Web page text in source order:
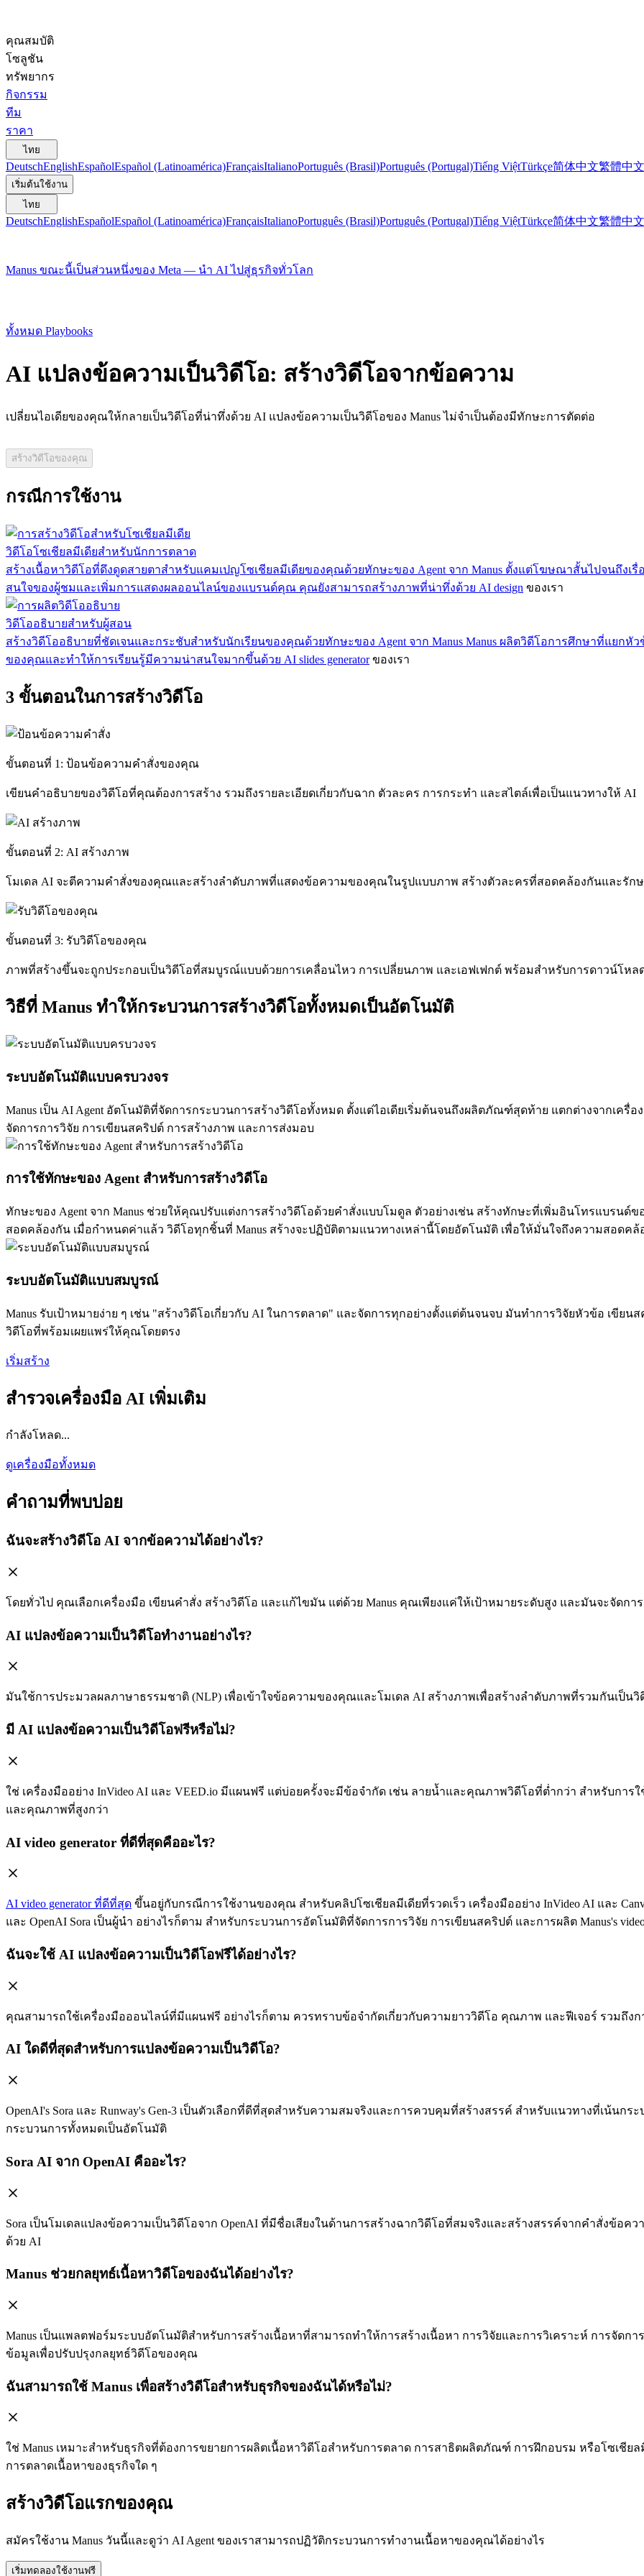
คุณสมบัติ
โซลูชัน
ทรัพยากร
กิจกรรม
ทีม
ราคา
ไทย
DeutschEnglishEspañolEspañol (Latinoamérica)FrançaisItalianoPortuguês (Brasil)Português (Portugal)Tiếng ViệtTürkçe简体中文繁體中文
เริ่มต้นใช้งาน
ไทย
DeutschEnglishEspañolEspañol (Latinoamérica)FrançaisItalianoPortuguês (Brasil)Português (Portugal)Tiếng ViệtTürkçe简体中文繁體中文
Manus ขณะนี้เป็นส่วนหนึ่งของ Meta — นำ AI ไปสู่ธุรกิจทั่วโลก
ทั้งหมด Playbooks
AI แปลงข้อความเป็นวิดีโอ: สร้างวิดีโอจากข้อความ
เปลี่ยนไอเดียของคุณให้กลายเป็นวิดีโอที่น่าทึ่งด้วย AI แปลงข้อความเป็นวิดีโอของ Manus ไม่จำเป็นต้องมีทักษะการตัดต่อ
สร้างวิดีโอของคุณ
กรณีการใช้งาน
วิดีโอโซเชียลมีเดียสำหรับนักการตลาด
สร้างเนื้อหาวิดีโอที่ดึงดูดสายตาสำหรับแคมเปญโซเชียลมีเดียของคุณด้วยทักษะของ Agent จาก Manus ตั้งแต่โฆษณาสั้นไปจนถึงเ
สนใจของผู้ชมและเพิ่มการแสดงผลออนไลน์ของแบรนด์คุณ คุณยังสามารถสร้างภาพที่น่าทึ่งด้วย AI design ของเรา
วิดีโออธิบายสำหรับผู้สอน
สร้างวิดีโออธิบายที่ชัดเจนและกระชับสำหรับนักเรียนของคุณด้วยทักษะของ Agent จาก Manus Manus ผลิตวิดีโอการศึกษาที่แยก
ของคุณและทำให้การเรียนรู้มีความน่าสนใจมากขึ้นด้วย AI slides generatorของเรา
3 ขั้นตอนในการสร้างวิดีโอ
ขั้นตอนที่ 1: ป้อนข้อความคำสั่งของคุณ
เขียนคำอธิบายของวิดีโอที่คุณต้องการสร้าง รวมถึงรายละเอียดเกี่ยวกับฉาก ตัวละคร การกระทำ และสไตล์เพื่อเป็นแนวทางให้ AI
ขั้นตอนที่ 2: AI สร้างภาพ
โมเดล AI จะตีความคำสั่งของคุณและสร้างลำดับภาพที่แสดงข้อความของคุณในรูปแบบภาพ สร้างตัวละครที่สอดคล้องกันและรัก
ขั้นตอนที่ 3: รับวิดีโอของคุณ
ภาพที่สร้างขึ้นจะถูกประกอบเป็นวิดีโอที่สมบูรณ์แบบด้วยการเคลื่อนไหว การเปลี่ยนภาพ และเอฟเฟกต์ พร้อมสำหรับการดาวน์โหล
วิธีที่ Manus ทำให้กระบวนการสร้างวิดีโอทั้งหมดเป็นอัตโนมัติ
ระบบอัตโนมัติแบบครบวงจร
Manus เป็น AI Agent อัตโนมัติที่จัดการกระบวนการสร้างวิดีโอทั้งหมด ตั้งแต่ไอเดียเริ่มต้นจนถึงผลิตภัณฑ์สุดท้าย แตกต่างจากเครื่
จัดการการวิจัย การเขียนสคริปต์ การสร้างภาพ และการส่งมอบ
การใช้ทักษะของ Agent สำหรับการสร้างวิดีโอ
ทักษะของ Agent จาก Manus ช่วยให้คุณปรับแต่งการสร้างวิดีโอด้วยคำสั่งแบบโมดูล ตัวอย่างเช่น สร้างทักษะที่เพิ่มอินโทรแบรนด์
สอดคล้องกัน เมื่อกำหนดค่าแล้ว วิดีโอทุกชิ้นที่ Manus สร้างจะปฏิบัติตามแนวทางเหล่านี้โดยอัตโนมัติ เพื่อให้มั่นใจถึงความสอดคล้
ระบบอัตโนมัติแบบสมบูรณ์
Manus รับเป้าหมายง่าย ๆ เช่น "สร้างวิดีโอเกี่ยวกับ AI ในการตลาด" และจัดการทุกอย่างตั้งแต่ต้นจนจบ มันทำการวิจัยหัวข้อ เขีย
วิดีโอที่พร้อมเผยแพร่ให้คุณโดยตรง
เริ่มสร้าง
สำรวจเครื่องมือ AI เพิ่มเติม
กำลังโหลด...
ดูเครื่องมือทั้งหมด
คำถามที่พบบ่อย
ฉันจะสร้างวิดีโอ AI จากข้อความได้อย่างไร?
โดยทั่วไป คุณเลือกเครื่องมือ เขียนคำสั่ง สร้างวิดีโอ และแก้ไขมัน แต่ด้วย Manus คุณเพียงแค่ให้เป้าหมายระดับสูง และมันจะจัด
AI แปลงข้อความเป็นวิดีโอทำงานอย่างไร?
มันใช้การประมวลผลภาษาธรรมชาติ (NLP) เพื่อเข้าใจข้อความของคุณและโมเดล AI สร้างภาพเพื่อสร้างลำดับภาพที่รวมกันเป็น
มี AI แปลงข้อความเป็นวิดีโอฟรีหรือไม่?
ใช่ เครื่องมืออย่าง InVideo AI และ VEED.io มีแผนฟรี แต่บ่อยครั้งจะมีข้อจำกัด เช่น ลายน้ำและคุณภาพวิดีโอที่ต่ำกว่า สำหรับการ
และคุณภาพที่สูงกว่า
AI video generator ที่ดีที่สุดคืออะไร?
AI video generator ที่ดีที่สุด ขึ้นอยู่กับกรณีการใช้งานของคุณ สำหรับคลิปโซเชียลมีเดียที่รวดเร็ว เครื่องมืออย่าง InVideo AI และ
และ OpenAI Sora เป็นผู้นำ อย่างไรก็ตาม สำหรับกระบวนการอัตโนมัติที่จัดการการวิจัย การเขียนสคริปต์ และการผลิต Manus's
ฉันจะใช้ AI แปลงข้อความเป็นวิดีโอฟรีได้อย่างไร?
คุณสามารถใช้เครื่องมือออนไลน์ที่มีแผนฟรี อย่างไรก็ตาม ควรทราบข้อจำกัดเกี่ยวกับความยาววิดีโอ คุณภาพ และฟีเจอร์ รวมถึงก
AI ใดดีที่สุดสำหรับการแปลงข้อความเป็นวิดีโอ?
OpenAI's Sora และ Runway's Gen-3 เป็นตัวเลือกที่ดีที่สุดสำหรับความสมจริงและการควบคุมที่สร้างสรรค์ สำหรับแนวทางที่เน้นกร
กระบวนการทั้งหมดเป็นอัตโนมัติ
Sora AI จาก OpenAI คืออะไร?
Sora เป็นโมเดลแปลงข้อความเป็นวิดีโอจาก OpenAI ที่มีชื่อเสียงในด้านการสร้างฉากวิดีโอที่สมจริงและสร้างสรรค์จากคำสั่งข้อ
ด้วย AI
Manus ช่วยกลยุทธ์เนื้อหาวิดีโอของฉันได้อย่างไร?
Manus เป็นแพลตฟอร์มระบบอัตโนมัติสำหรับการสร้างเนื้อหาที่สามารถทำให้การสร้างเนื้อหา การวิจัยและการวิเคราะห์ การจัด
ข้อมูลเพื่อปรับปรุงกลยุทธ์วิดีโอของคุณ
ฉันสามารถใช้ Manus เพื่อสร้างวิดีโอสำหรับธุรกิจของฉันได้หรือไม่?
ใช่ Manus เหมาะสำหรับธุรกิจที่ต้องการขยายการผลิตเนื้อหาวิดีโอสำหรับการตลาด การสาธิตผลิตภัณฑ์ การฝึกอบรม หรือโซเชี
การตลาดเนื้อหาของธุรกิจใด ๆ
สร้างวิดีโอแรกของคุณ
สมัครใช้งาน Manus วันนี้และดูว่า AI Agent ของเราสามารถปฏิวัติกระบวนการทำงานเนื้อหาของคุณได้อย่างไร
เริ่มทดลองใช้งานฟรี